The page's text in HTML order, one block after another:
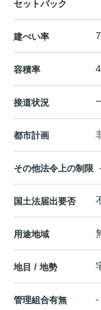
セットバック
建ぺい率
容積率
接道状況
都市計画
その他法令上の制限 -
国土法届出要否
用途地域
地目 / 地勢
管理組合有無 -